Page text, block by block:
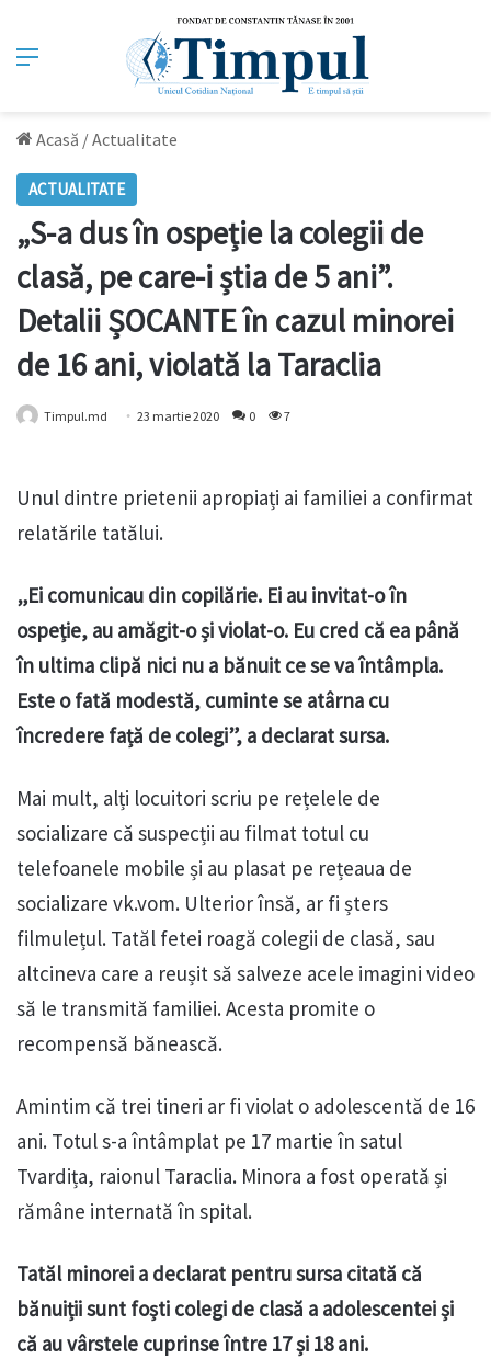
Meniu
Acasă /Actualitate
ACTUALITATE
„S-a dus în ospeție la colegii de
clasă, pe care-i știa de 5 ani”.
Detalii ȘOCANTE în cazul minorei
de 16 ani, violată la Taraclia
Timpul.md 23 martie 2020 0 7
Unul dintre prietenii apropiați ai familiei a confirmat
relatările tatălui.
„Ei comunicau din copilărie. Ei au invitat-o în
ospeție, au amăgit-o și violat-o. Eu cred că ea până
în ultima clipă nici nu a bănuit ce se va întâmpla.
Este o fată modestă, cuminte se atârna cu
încredere față de colegi”, a declarat sursa.
Mai mult, alți locuitori scriu pe rețelele de
socializare că suspecții au filmat totul cu
telefoanele mobile și au plasat pe rețeaua de
socializare vk.vom. Ulterior însă, ar fi șters
filmulețul. Tatăl fetei roagă colegii de clasă, sau
altcineva care a reușit să salveze acele imagini video
să le transmită familiei. Acesta promite o
recompensă bănească.
Amintim că trei tineri ar fi violat o adolescentă de 16
ani. Totul s-a întâmplat pe 17 martie în satul
Tvardița, raionul Taraclia. Minora a fost operată și
rămâne internată în spital.
Tatăl minorei a declarat pentru sursa citată că
bănuiții sunt foști colegi de clasă a adolescentei și
că au vârstele cuprinse între 17 și 18 ani.